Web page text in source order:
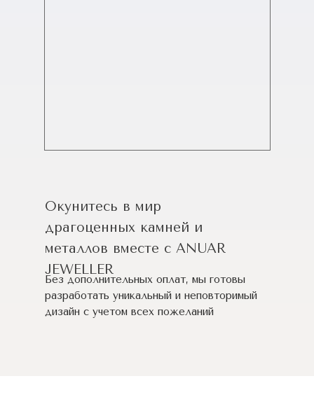
Окунитесь в мир
драгоценных камней и
металлов вместе с ANUAR
JEWELLER
Без дополнительных оплат, мы готовы
разработать уникальный и неповторимый
дизайн c учетом всех пожеланий